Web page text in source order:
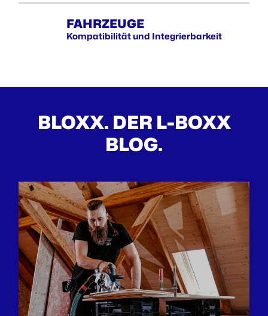
FAHRZEUGE
Kompatibilität und Integrierbarkeit
BLOXX. DER L-BOXX
BLOG.